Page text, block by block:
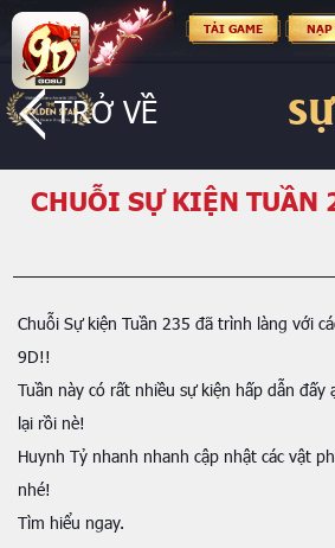
TẢI GAME NẠP
TRỞ VỀ
CHUỖI SỰ KIỆN TUẦN
Chuỗi Sự kiện Tuần 235 đã trình làng với
9D!!
Tuần này có rất nhiều sự kiện hấp dẫn đấy
lại rồi nè!
Huynh Tỷ nhanh nhanh cập nhật các vật
nhé!
Tìm hiểu ngay.